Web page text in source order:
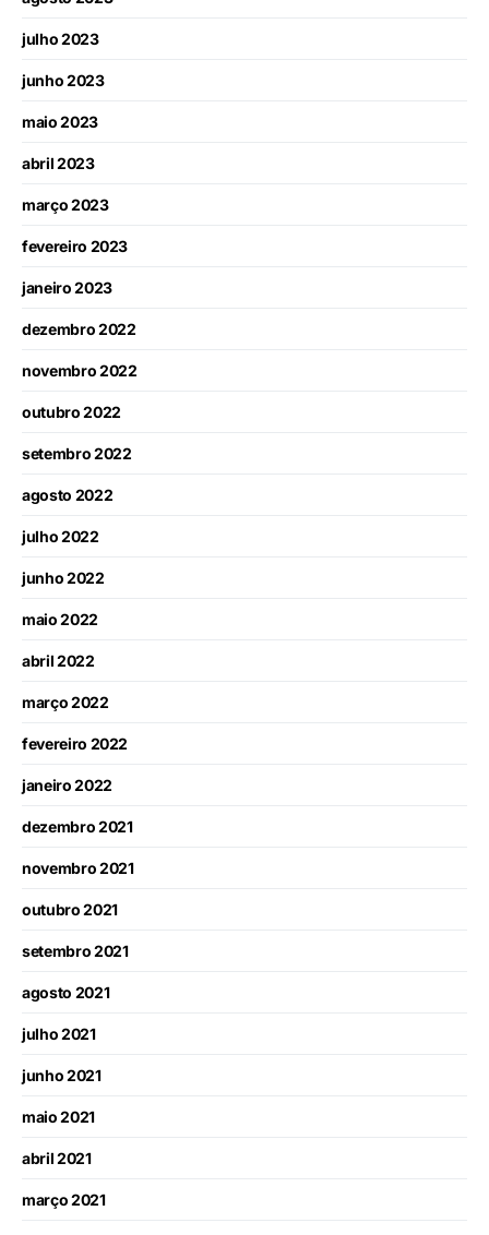
julho 2023
junho 2023
maio 2023
abril 2023
março 2023
fevereiro 2023
janeiro 2023
dezembro 2022
novembro 2022
outubro 2022
setembro 2022
agosto 2022
julho 2022
junho 2022
maio 2022
abril 2022
março 2022
fevereiro 2022
janeiro 2022
dezembro 2021
novembro 2021
outubro 2021
setembro 2021
agosto 2021
julho 2021
junho 2021
maio 2021
abril 2021
março 2021